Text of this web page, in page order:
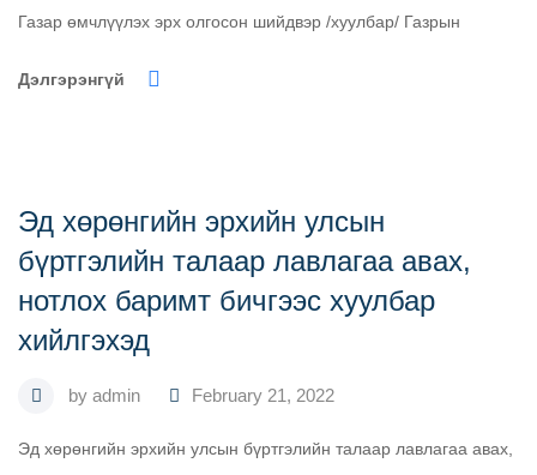
Газар өмчлүүлэх эрх олгосон шийдвэр /хуулбар/ Газрын
Дэлгэрэнгүй
Эд хөрөнгийн эрхийн улсын
бүртгэлийн талаар лавлагаа авах,
нотлох баримт бичгээс хуулбар
хийлгэхэд
by admin February 21, 2022
Эд хөрөнгийн эрхийн улсын бүртгэлийн талаар лавлагаа авах,